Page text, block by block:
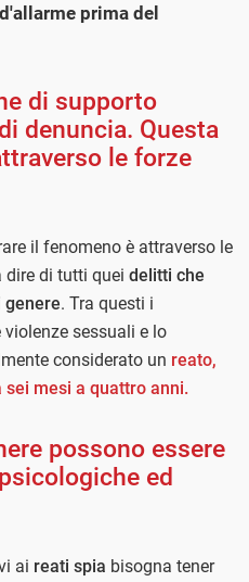
prima del
di supporto
denuncia. Questa
le forze
il fenomeno è attraverso le
dire di tutti quei delitti che
genere. Tra questi i
sessuali e lo
considerato un reato,
mesi a quattro anni.
possono essere
ed
ai reati spia bisogna tener